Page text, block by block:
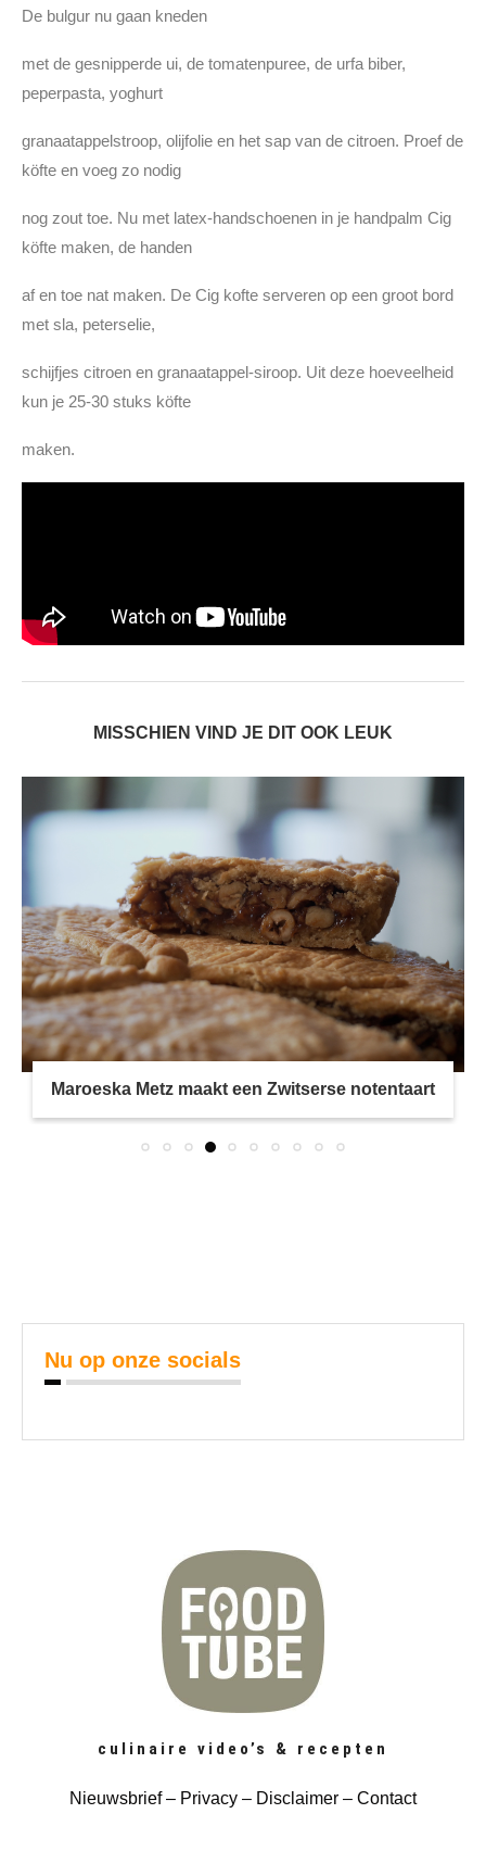
De bulgur nu gaan kneden
met de gesnipperde ui, de tomatenpuree, de urfa biber,
peperpasta, yoghurt
granaatappelstroop, olijfolie en het sap van de citroen. Proef de
köfte en voeg zo nodig
nog zout toe. Nu met latex-handschoenen in je handpalm Cig
köfte maken, de handen
af en toe nat maken. De Cig kofte serveren op een groot bord
met sla, peterselie,
schijfjes citroen en granaatappel-siroop. Uit deze hoeveelheid
kun je 25-30 stuks köfte
maken.
MISSCHIEN VIND JE DIT OOK LEUK
Linzensoep van Maroeska Metz
Nu op onze socials
culinaire video’s & recepten
Nieuwsbrief– Privacy – Disclaimer – Contact